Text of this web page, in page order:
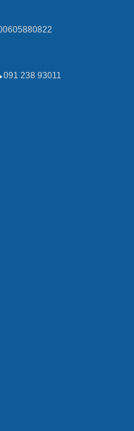
091 238 93011